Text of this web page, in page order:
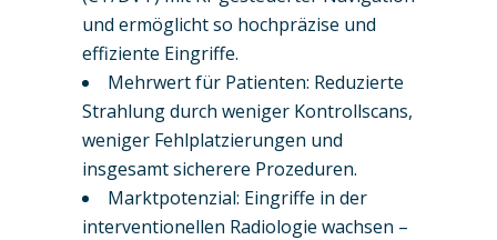
und ermöglicht so hochpräzise und
effiziente Eingriffe.
Mehrwert für Patienten: Reduzierte
Strahlung durch weniger Kontrollscans,
weniger Fehlplatzierungen und
insgesamt sicherere Prozeduren.
Marktpotenzial: Eingriffe in der
interventionellen Radiologie wachsen –